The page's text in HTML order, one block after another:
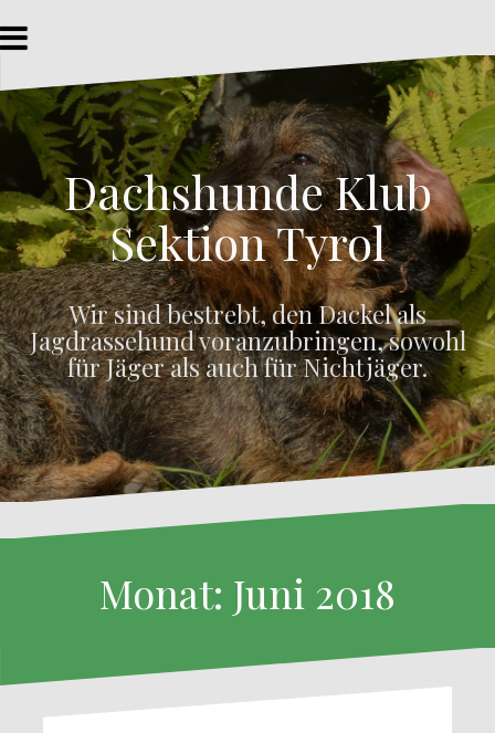
u
h
t
s
p
r
i
n
g
e
n
Dachshunde Klub
Sektion Tyrol
Wir sind bestrebt, den Dackel als
Jagdrassehund voranzubringen, sowohl
für Jäger als auch für Nichtjäger.
Monat: Juni 2018